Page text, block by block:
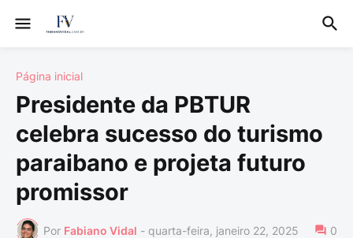
Página inicial
Presidente da PBTUR
celebra sucesso do turismo
paraibano e projeta futuro
promissor
Por Fabiano Vidal - quarta-feira, janeiro 22, 2025 0